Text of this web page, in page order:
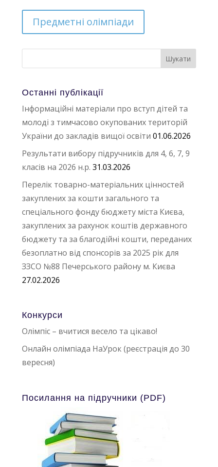
Предметні олімпіади
Останні публікації
Інформаційні матеріали про вступ дітей та
молоді з тимчасово окупованих територій
України до закладів вищої освіти 01.06.2026
Результати вибору підручників для 4, 6, 7, 9
класів на 2026 н.р. 31.03.2026
Перелік товарно-матеріальних цінностей
закуплених за кошти загального та
спеціального фонду бюджету міста Києва,
закуплених за рахунок коштів державного
бюджету та за благодійні кошти, переданих
безоплатно від спонсорів за 2025 рік для
ЗЗСО №88 Печерського району м. Києва
27.02.2026
Конкурси
Олімпіс – вчитися весело та цікаво!
Онлайн олімпіада НаУрок (реєстрація до 30
вересня)
Посилання на підручники (PDF)